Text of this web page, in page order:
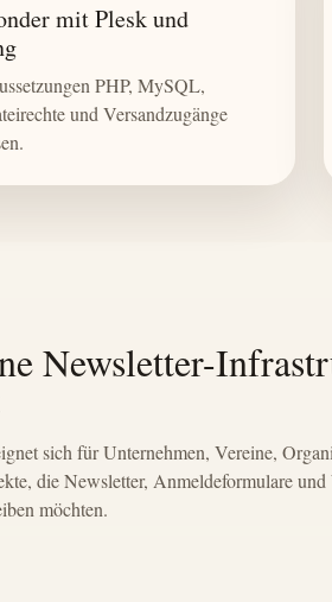
mit Plesk und
PHP, MySQL,
und Versandzugänge
Newsletter-
sich für Unternehmen, Vereine,
die Newsletter, Anmeldeformulare und
möchten.